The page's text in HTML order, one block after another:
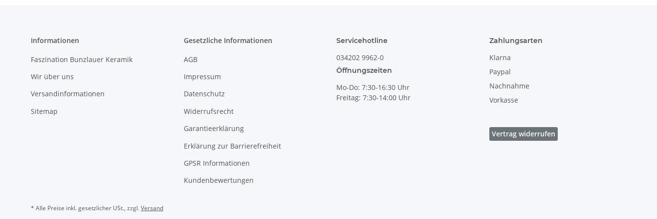
Informationen
Faszination Bunzlauer Keramik
Wir über uns
Versandinformationen
Sitemap
Gesetzliche Informationen
AGB
Impressum
Datenschutz
Widerrufsrecht
Garantieerklärung
Erklärung zur Barrierefreiheit
GPSR Informationen
Kundenbewertungen
Servicehotline
034202 9962-0
Öffnungszeiten
Mo-Do: 7:30-16:30 Uhr
Freitag: 7:30-14:00 Uhr
Zahlungsarten
Klarna
Paypal
Nachnahme
Vorkasse
Vertrag widerrufen
* Alle Preise inkl. gesetzlicher USt., zzgl.Versand